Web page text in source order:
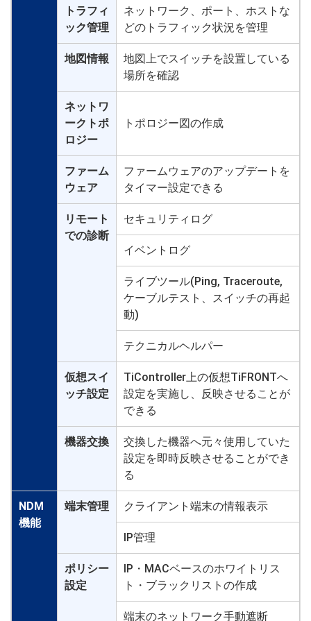
トラフィ
ック管理
ネットワーク、ポート、ホストな
どのトラフィック状況を管理
地図情報
地図上でスイッチを設置している
場所を確認
ネットワ
ークトポ
ロジー
トポロジー図の作成
ファーム
ウェア
ファームウェアのアップデートを
タイマー設定できる
リモート
での診断
セキュリティログ
イベントログ
ライブツール(Ping, Traceroute,
ケーブルテスト、スイッチの再起
動)
テクニカルヘルパー
仮想スイ
ッチ設定
TiController上の仮想TiFRONTへ
設定を実施し、反映させることが
できる
機器交換
交換した機器へ元々使用していた
設定を即時反映させることができ
る
NDM
機能
端末管理 クライアント端末の情報表示
IP管理
ポリシー
設定
IP・MACベースのホワイトリス
ト・ブラックリストの作成
端末のネットワーク手動遮断